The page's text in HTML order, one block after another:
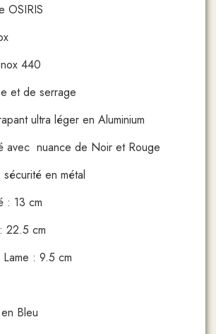
OSIRIS
440
et de serrage
ultra léger en Aluminium
avec nuance de Noir et Rouge
en métal
: 13 cm
22.5 cm
: 9.5 cm
Bleu